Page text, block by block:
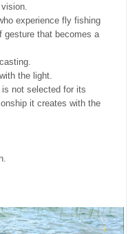
experience fly fishing
that becomes a
the light.
is not selected for its
it creates with the